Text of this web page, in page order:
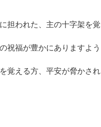
担われた、主の十字架を覚
祝福が豊かにありますよう
覚える方、平安が脅かされ